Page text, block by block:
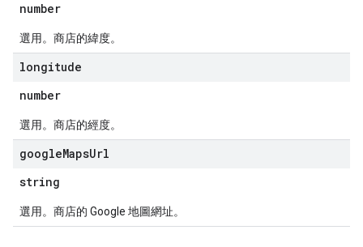
number
選用。商店的緯度。
longitude
number
選用。商店的經度。
googleMapsUrl
string
選用。商店的 Google 地圖網址。